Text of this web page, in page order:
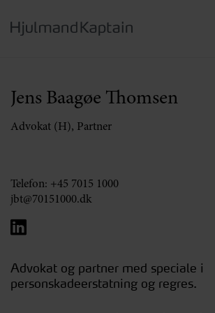
hovedindhold
Jens Baagøe Thomsen
Advokat (H), Partner
Telefon: +45 7015 1000
jbt@70151000.dk
Advokat og partner med speciale i
personskadeerstatning og regres.